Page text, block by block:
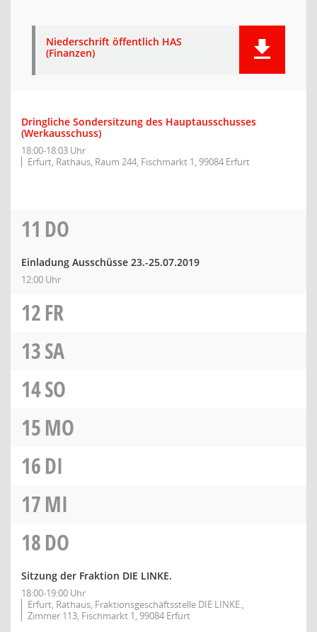
Niederschrift öffentlich HAS
(Finanzen)
Dringliche Sondersitzung des Hauptausschusses
(Werkausschuss)
18:00-18:03 Uhr
Erfurt, Rathaus, Raum 244, Fischmarkt 1, 99084 Erfurt
11 DO
Einladung Ausschüsse 23.-25.07.2019
12:00 Uhr
12FR
13SA
14SO
15MO
16DI
17MI
18DO
Sitzung der Fraktion DIE LINKE.
18:00-19:00 Uhr
Erfurt, Rathaus, Fraktionsgeschäftsstelle DIE LINKE.,
Zimmer 113, Fischmarkt 1, 99084 Erfurt